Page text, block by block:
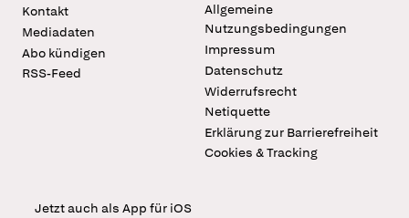
Kontakt
Mediadaten
Abo kündigen
RSS-Feed
Allgemeine
Nutzungsbedingungen
Impressum
Datenschutz
Widerrufsrecht
Netiquette
Erklärung zur Barrierefreiheit
Cookies & Tracking
Jetzt auch als App für iOS